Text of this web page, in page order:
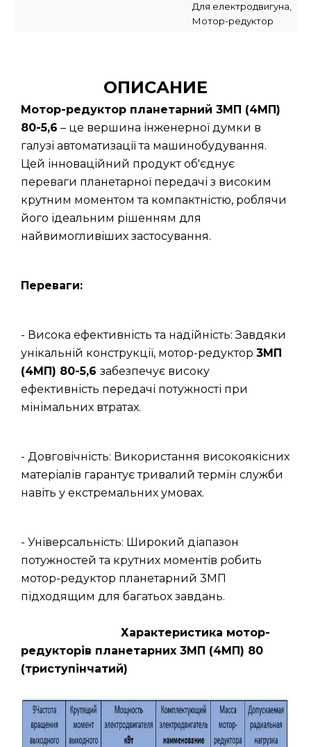
Для електродвигуна,
Мотор-редуктор
ОПИСАНИЕ
Мотор-редуктор планетарний 3МП (4МП)
80-5,6 – це вершина інженерної думки в
галузі автоматизації та машинобудування.
Цей інноваційний продукт об'єднує
переваги планетарної передачі з високим
крутним моментом та компактністю, роблячи
його ідеальним рішенням для
найвимогливіших застосування.
Переваги:
- Висока ефективність та надійність: Завдяки
унікальній конструкції, мотор-редуктор 3МП
(4МП) 80-5,6 забезпечує високу
ефективність передачі потужності при
мінімальних втратах.
- Довговічність: Використання високоякісних
матеріалів гарантує тривалий термін служби
навіть у екстремальних умовах.
- Універсальність: Широкий діапазон
потужностей та крутних моментів робить
мотор-редуктор планетарний 3МП
підходящим для багатьох завдань.
Характеристика мотор-
редукторів планетарних 3МП (4МП) 80
(триступінчатий)